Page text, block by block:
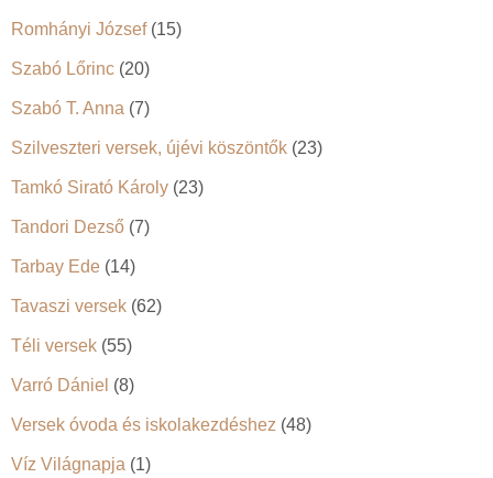
Romhányi József(15)
Szabó Lőrinc (20)
Szabó T. Anna (7)
Szilveszteri versek, újévi köszöntők (23)
Tamkó Sirató Károly (23)
Tandori Dezső (7)
Tarbay Ede (14)
Tavaszi versek (62)
Téli versek (55)
Varró Dániel (8)
Versek óvoda és iskolakezdéshez (48)
Víz Világnapja (1)